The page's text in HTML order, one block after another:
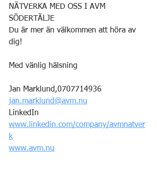
NÄTVERKA MED OSS I AVM
SÖDERTÄLJE
Du är mer än välkommen att höra av
dig!
Med vänlig hälsning
Jan Marklund,0707714936
jan.marklund@avm.nu
LinkedIn
www.linkedin.com/company/avmnatver
k
www.avm.nu